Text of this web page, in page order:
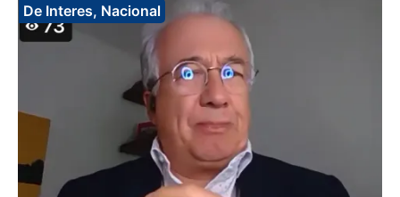
De Interes, Nacional